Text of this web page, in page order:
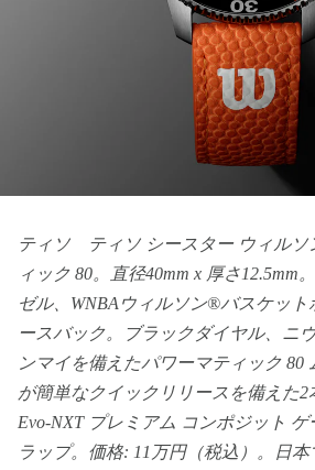
ティソ ティソ シースター ウィルソ
ィック 80。直径40mm x 厚さ12.5mm
ゼル、WNBAウィルソン®︎バスケッ
ースバック。ブラックダイヤル、ニ
ンマイを備えたパワーマティック 80
が簡単なクイックリリースを備えた2
Evo-NXT プレミアム コンポジット
ラップ。価格: 11万円（税込）。日本